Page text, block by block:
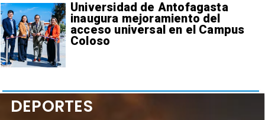
Universidad de Antofagasta
inaugura mejoramiento del
acceso universal en el Campus
Coloso
DEPORTES